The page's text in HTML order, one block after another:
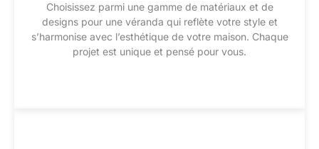
Choisissez parmi une gamme de matériaux et de
designs pour une véranda qui reflète votre style et
s’harmonise avec l’esthétique de votre maison. Chaque
projet est unique et pensé pour vous.